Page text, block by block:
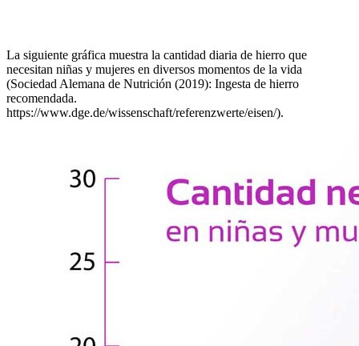
La siguiente gráfica muestra la cantidad diaria de hierro que
necesitan niñas y mujeres en diversos momentos de la vida
(Sociedad Alemana de Nutrición (2019): Ingesta de hierro
recomendada.
https://www.dge.de/wissenschaft/referenzwerte/eisen/).